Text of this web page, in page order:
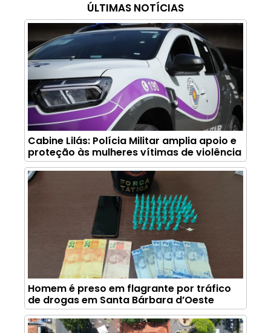
ÚLTIMAS NOTÍCIAS
Cabine Lilás: Polícia Militar amplia apoio e
proteção às mulheres vítimas de violência
Homem é preso em flagrante por tráfico
de drogas em Santa Bárbara d’Oeste